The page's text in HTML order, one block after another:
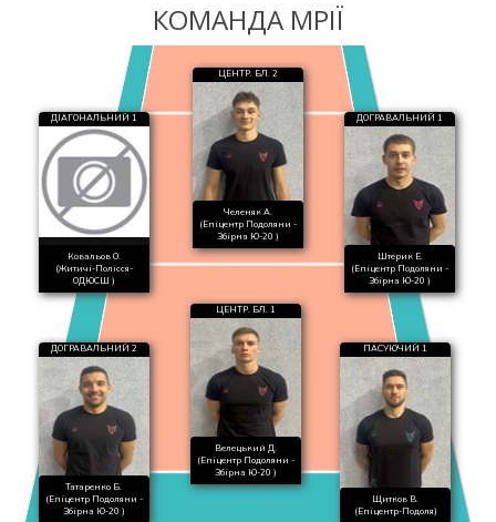
КОМАНДА МРІЇ
ДІАГОНАЛЬНИЙ 1
Ковальов О.
(Житичі-Полісся-
ОДЮСШ )
ЦЕНТР. БЛ. 2
Челеняк А.
(Епіцентр Подоляни -
Збірна Ю-20 )
ДОГРАВАЛЬНИЙ 1
Штерик Е.
(Епіцентр Подоляни -
Збірна Ю-20 )
ДОГРАВАЛЬНИЙ 2
Татаренко Б.
(Епіцентр Подоляни -
Збірна Ю-20 )
ЦЕНТР. БЛ. 1
Велецький Д.
(Епіцентр Подоляни -
Збірна Ю-20 )
ПАСУЮЧИЙ 1
Щитков В.
(Епіцентр-Подоля)